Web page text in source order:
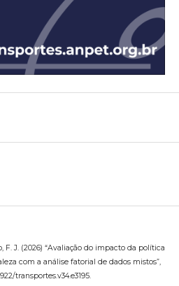
F. J. (2026) “Avaliação do impacto da política
com a análise fatorial de dados mistos”,
transportes.v34.e3195.